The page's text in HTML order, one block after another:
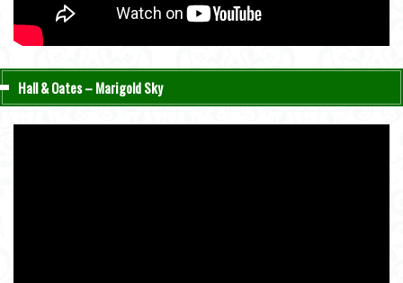
Hall & Oates – Marigold Sky